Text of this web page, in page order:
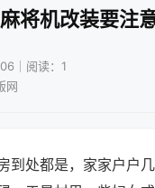
将机改装要注
｜阅读：1
网
到处都是，家家户户